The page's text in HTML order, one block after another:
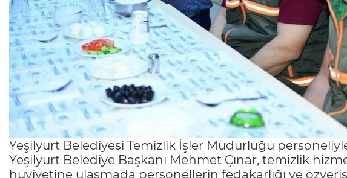
Yeşilyurt Belediyesi Temizlik İşler Müdürlüğü
Yeşilyurt Belediye Başkanı Mehmet Çınar, temizlik
hüviyetine ulaşmada personellerin fedakarlığı ve